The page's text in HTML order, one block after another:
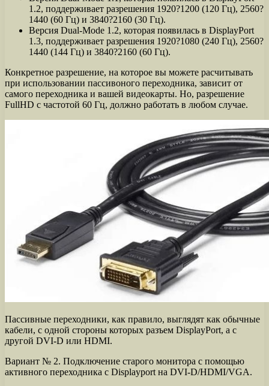
1.2, поддерживает разрешения 1920?1200 (120 Гц), 2560?
1440 (60 Гц) и 3840?2160 (30 Гц).
Версия Dual-Mode 1.2, которая появилась в DisplayPort
1.3, поддерживает разрешения 1920?1080 (240 Гц), 2560?
1440 (144 Гц) и 3840?2160 (60 Гц).
Конкретное разрешение, на которое вы можете расчитывать
при использовании пассивоного переходника, зависит от
самого переходника и вашей видеокарты. Но, разрешение
FullHD с частотой 60 Гц, должно работать в любом случае.
Пассивные переходники, как правило, выглядят как обычные
кабели, с одной стороны которых разъем DisplayPort, а с
другой DVI-D или HDMI.
Вариант № 2. Подключение старого монитора с помощью
активного переходника с Displayport на DVI-D/HDMI/VGA.